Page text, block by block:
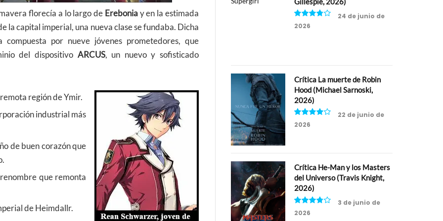
florecía a lo largo de Erebonia y en la estimada
la capital imperial, una nueva clase se fundaba. Dicha
por nueve jóvenes prometedores, que
del dispositivo ARCUS, un nuevo y sofisticado
región de Ymir.
industrial más
de buen corazón que
que remonta
de Heimdallr.
7.5
24 de junio de
2026
Crítica La muerte de Robin
Hood (Michael Sarnoski,
2026)
8
22 de junio de
2026
Crítica He-Man y los Masters
del Universo (Travis Knight,
2026)
7.5
3 de junio de
2026